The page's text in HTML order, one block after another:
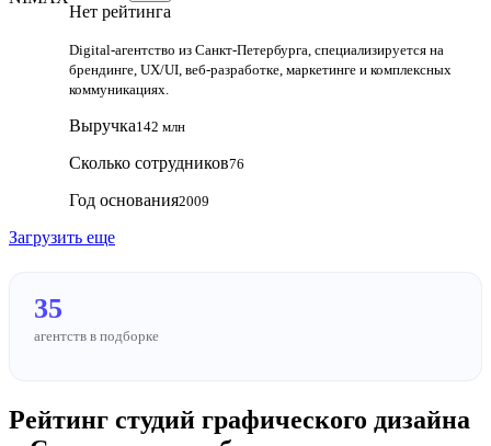
Нет рейтинга
Digital-агентство из Санкт-Петербурга, специализируется на
брендинге, UX/UI, веб-разработке, маркетинге и комплексных
коммуникациях.
Выручка142 млн
Сколько сотрудников76
Год основания2009
Загрузить еще
35
агентств в подборке
Рейтинг студий графического дизайна